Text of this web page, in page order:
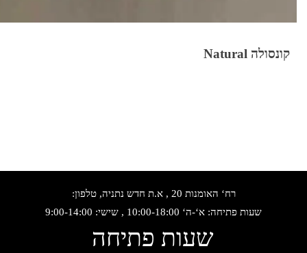
קונסולה Natural
רח‘ האומנות 20 , א.ת חדש נתניה, טלפון:
שעות פתיחה: א‘-ה‘ 10:00-18:00 , שישי: 9:00-14:00
שעות פתיחה